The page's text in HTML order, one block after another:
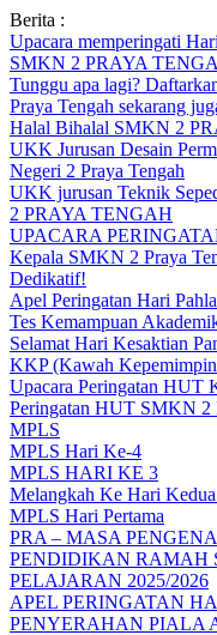
Skip
to
content
Berita :
Upacara memperingati
SMKN 2 PRAYA
Tunggu apa lagi?
Praya Tengah sekarang
Halal Bihalal SMKN 2
UKK Jurusan Desain
Negeri 2 Praya Tengah
UKK jurusan Teknik
2 PRAYA TENGAH
UPACARA
Kepala SMKN 2 Praya
Dedikatif!
Apel Peringatan Hari
Tes Kemampuan
Selamat Hari Kesaktian
KKP (Kawah
Upacara Peringatan HUT
Peringatan HUT SMKN 2
MPLS
MPLS Hari Ke-4
MPLS HARI KE 3
Melangkah Ke Hari
MPLS Hari Pertama
PRA – MASA
PENDIDIKAN RAMAH
PELAJARAN 2025/2026
APEL PERINGATAN
PENYERAHAN PIALA